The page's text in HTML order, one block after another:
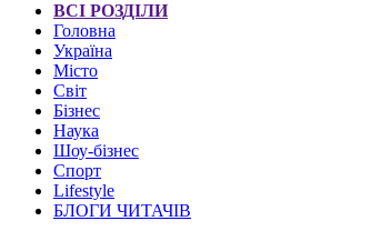
ВСІ РОЗДІЛИ
Головна
Україна
Місто
Світ
Бізнес
Наука
Шоу-бізнес
Спорт
Lifestyle
БЛОГИ ЧИТАЧІВ